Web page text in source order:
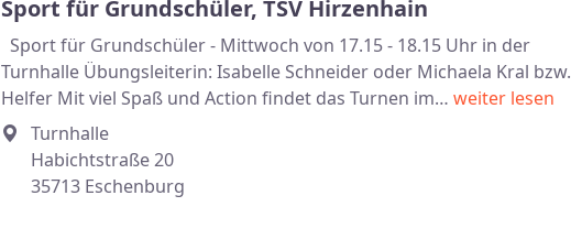
Sport für Grundschüler, TSV Hirzenhain
Sport für Grundschüler - Mittwoch von 17.15 - 18.15 Uhr in der
Turnhalle Übungsleiterin: Isabelle Schneider oder Michaela Kral bzw.
Helfer Mit viel Spaß und Action findet das Turnen im…weiter lesen
Turnhalle
Habichtstraße 20
35713 Eschenburg